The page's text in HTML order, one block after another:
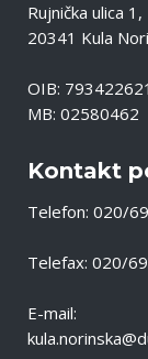
Rujnička ulica 1,
20341 Kula
OIB:
MB: 02580462
Kontakt
Telefon: 020/
Telefax: 020/
E-mail: